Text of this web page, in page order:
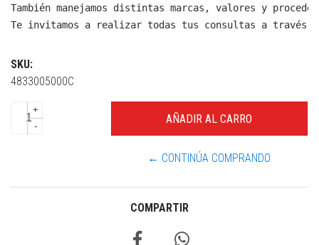
También manejamos distintas marcas, valores y
Te invitamos a realizar todas tus consultas a través
SKU:
4833005000C
+
-
← CONTINÚA COMPRANDO
COMPARTIR